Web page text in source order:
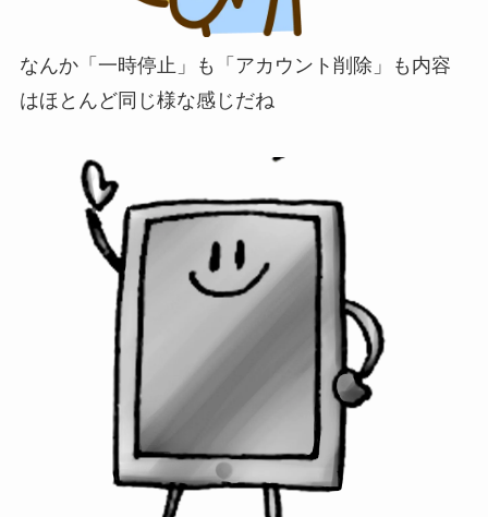
なんか「一時停止」も「アカウント削除」も内容
はほとんど同じ様な感じだね